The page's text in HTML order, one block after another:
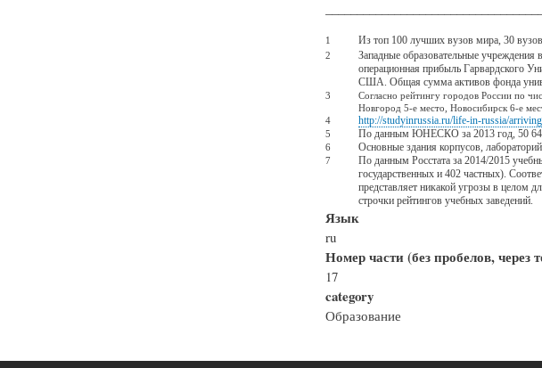
1 Из топ 100 лучших вузов мира, 30
2
Западные образовательные
операционная прибыль Гарвардского
США. Общая сумма активов фонда
3 Согласно рейтингу городов России по
Новгород 5-еместо, Новосибирск 6-е
4
http://studyinrussia.ru/life-in-russia/
5 По данным ЮНЕСКО за 2013 год, 50 642
6 Основные здания корпусов,
7
По данным Росстата за 2014/2015
государственных и 402 частных).
представляет никакой угрозы в целом
строчки рейтингов учебных заведений.
Язык
ru
Номер части (без пробелов, через
17
category
Образование